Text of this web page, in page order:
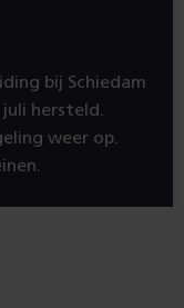
bij Schiedam
hersteld.
weer op.